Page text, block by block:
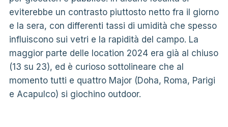
eviterebbe un contrasto piuttosto netto fra il giorno
e la sera, con differenti tassi di umidità che spesso
influiscono sui vetri e la rapidità del campo. La
maggior parte delle location 2024 era già al chiuso
(13 su 23), ed è curioso sottolineare che al
momento tutti e quattro Major (Doha, Roma, Parigi
e Acapulco) si giochino outdoor.